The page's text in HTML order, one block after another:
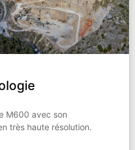
M600 avec son
très haute résolution.